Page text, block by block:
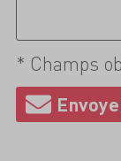
* Champs